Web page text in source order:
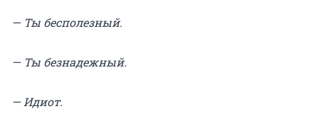
— Ты бесполезный.
— Ты безнадежный.
— Идиот.